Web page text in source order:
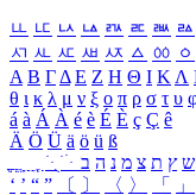
ㅥ ㅦ ㅧ ㅨ ㅩ ㅪ ㅫ ㅬ
ㅺ ㅻ ㅼ ㅽ ㅾ ㅿ ㆀ ㆁ
Α Β ΓΔ Ε Ζ Η Θ Ι ΚΛ
θ ι κ λ μ ν ξ ο π ρ σ τ υ
á à Á À é è É È ç Ç ê
Ä Ö Ü ä ö ü ß
ִֶֹ ֻּ ׁׂ ש ץ ת צ מ נ ה ב
‘ ’ “ ” 〔 〕 〈 〉 「 」